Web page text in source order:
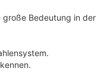
große Bedeutung in der